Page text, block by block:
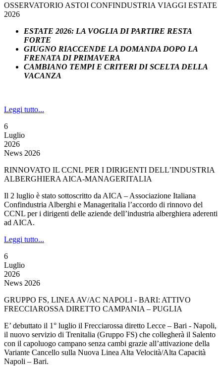
OSSERVATORIO ASTOI CONFINDUSTRIA VIAGGI ESTATE
2026
ESTATE 2026: LA VOGLIA DI PARTIRE RESTA
FORTE
GIUGNO RIACCENDE LA DOMANDA DOPO LA
FRENATA DI PRIMAVERA
CAMBIANO TEMPI E CRITERI DI SCELTA DELLA
VACANZA
Leggi tutto...
6
Luglio
2026
News 2026
RINNOVATO IL CCNL PER I DIRIGENTI DELL’INDUSTRIA
ALBERGHIERA AICA-MANAGERITALIA
Il 2 luglio è stato sottoscritto da AICA – Associazione Italiana
Confindustria Alberghi e Manageritalia l’accordo di rinnovo del
CCNL per i dirigenti delle aziende dell’industria alberghiera aderenti
ad AICA.
Leggi tutto...
6
Luglio
2026
News 2026
GRUPPO FS, LINEA AV/AC NAPOLI - BARI: ATTIVO
FRECCIAROSSA DIRETTO CAMPANIA – PUGLIA
E’ debuttato il 1° luglio il Frecciarossa diretto Lecce – Bari - Napoli,
il nuovo servizio di Trenitalia (Gruppo FS) che collegherà il Salento
con il capoluogo campano senza cambi grazie all’attivazione della
Variante Cancello sulla Nuova Linea Alta Velocità/Alta Capacità
Napoli – Bari.